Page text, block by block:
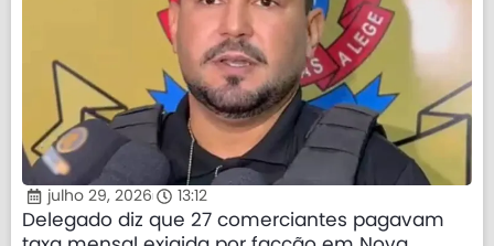
julho 29, 2026 13:12
Delegado diz que 27 comerciantes pagavam